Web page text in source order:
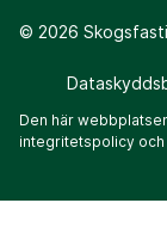
© 2026
Den här
integritetspolicy och